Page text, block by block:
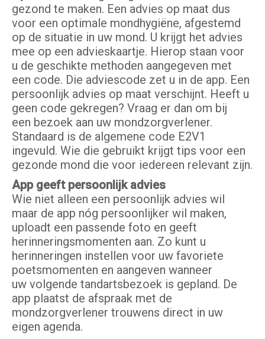
gezond te maken. Een advies op maat dus
voor een optimale mondhygiëne, afgestemd
op de situatie in uw mond. U krijgt het advies
mee op een advieskaartje. Hierop staan voor
u de geschikte methoden aangegeven met
een code. Die adviescode zet u in de app. Een
persoonlijk advies op maat verschijnt. Heeft u
geen code gekregen? Vraag er dan om bij
een bezoek aan uw mondzorgverlener.
Standaard is de algemene code E2V1
ingevuld. Wie die gebruikt krijgt tips voor een
gezonde mond die voor iedereen relevant zijn.
App geeft persoonlijk advies
Wie niet alleen een persoonlijk advies wil
maar de app nóg persoonlijker wil maken,
uploadt een passende foto en geeft
herinneringsmomenten aan. Zo kunt u
herinneringen instellen voor uw favoriete
poetsmomenten en aangeven wanneer
uw volgende tandartsbezoek is gepland. De
app plaatst de afspraak met de
mondzorgverlener trouwens direct in uw
eigen agenda.